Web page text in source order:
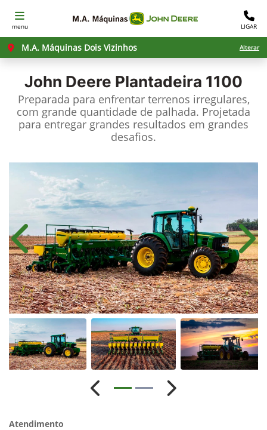
menu LIGAR
M.A. Máquinas Dois Vizinhos Alterar
John Deere Plantadeira 1100
Preparada para enfrentar terrenos irregulares,
com grande quantidade de palhada. Projetada
para entregar grandes resultados em grandes
desafios.
Anterior
Anterior Próximo
Atendimento